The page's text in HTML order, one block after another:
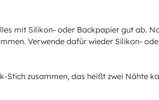
mit Silikon- oder Backpapier gut ab.
Verwende dafür wieder Silikon-
zusammen, das heißt zwei Nähte